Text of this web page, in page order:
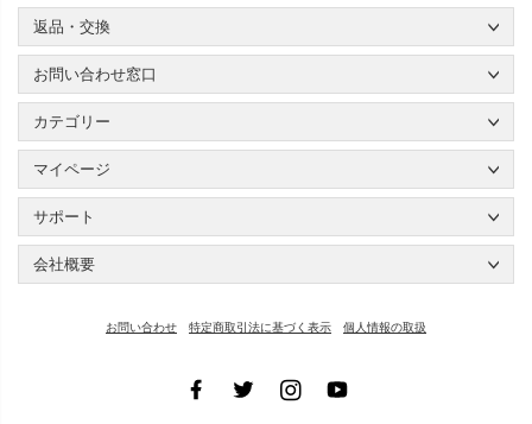
返品・交換
お問い合わせ窓口
カテゴリー
マイページ
サポート
会社概要
お問い合わせ 特定商取引法に基づく表示 個人情報の取扱